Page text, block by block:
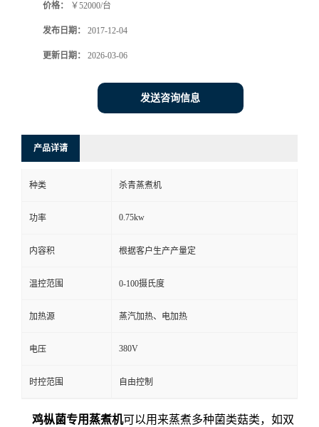
价格： ￥52000/台
发布日期： 2017-12-04
更新日期： 2026-03-06
发送咨询信息
产品详请
种类 杀青蒸煮机
功率 0.75kw
内容积 根据客户生产产量定
温控范围 0-100摄氏度
加热源 蒸汽加热、电加热
电压 380V
时控范围 自由控制
鸡枞菌专用蒸煮机可以用来蒸煮多种菌类菇类，如双